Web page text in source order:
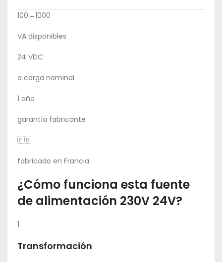
100→1000
VA disponibles
24 VDC
a carga nominal
1 año
garantía fabricante
🇫🇷
fabricado en Francia
¿Cómo funciona esta fuente
de alimentación 230V 24V?
1
Transformación